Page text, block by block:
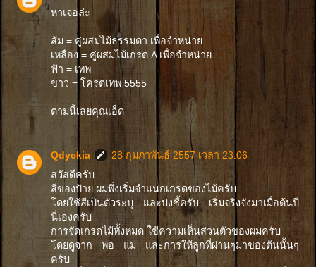
หาเจอล่ะ
ส้ม = คู่ผสมไม้ธรรมดา เพื่อจำหน่าย
เหลือง = คู่ผสมไม้เกรด A เพื่อจำหน่าย
ฟ้า = เทพ
ขาว = โครตเทพ 5555
ตามนี้เลยคุณเอ็ด
Qdyckia
28 กุมภาพันธ์ 2557 เวลา 23:06
สวัสดีครับ
สีของป้าย ผมพึ่งเริ่มจำแนกเกรดของไม้ครับ
โดยใช้สีเป็นตัวระบุ และบ่งชี้ครับ เริ่มจริงจังมาเมื่อต้นปี
นี่เองครับ
การจัดเกรดไม้ทั้งหมด ใช้ความเห็นส่วนตัวของผมครับ
โดยดูจาก พ่อ แม่ และการให้ลูกที่ผ่านๆมาของต้นนั้นๆ
ครับ